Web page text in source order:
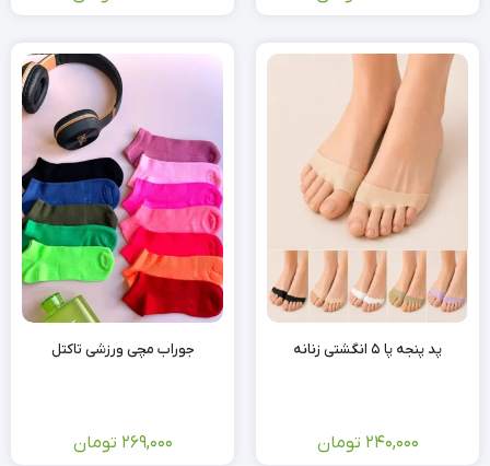
پد پنجه پا ۵ انگشتی زنانه
240,000 تومان
جوراب مچی ورزشی تاکتل
269,000 تومان